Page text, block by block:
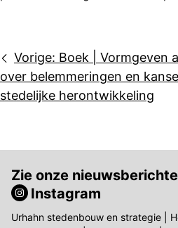
Bericht
navigatie
Vorige: Boek | Vormgeven
over belemmeringen en
stedelijke herontwikkeling
Zie onze
Instagram
Urhahn stedenbouw en strategie |